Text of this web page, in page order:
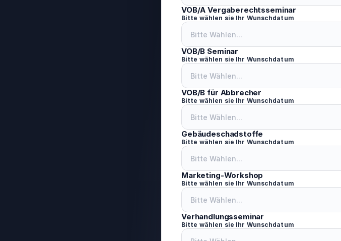
VOB/A Vergaberechtsseminar
Bitte wählen sie Ihr Wunschdatum
VOB/B Seminar
Bitte wählen sie Ihr Wunschdatum
VOB/B für Abbrecher
Bitte wählen sie Ihr Wunschdatum
Gebäudeschadstoffe
Bitte wählen sie Ihr Wunschdatum
Marketing-Workshop
Bitte wählen sie Ihr Wunschdatum
Verhandlungsseminar
Bitte wählen sie Ihr Wunschdatum